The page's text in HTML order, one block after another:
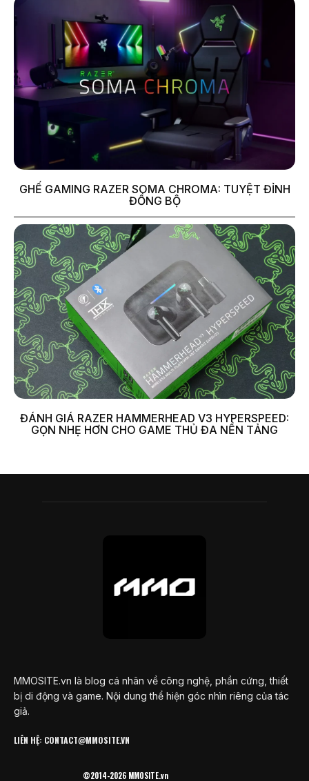
GHẾ GAMING RAZER SOMA CHROMA: TUYỆT ĐỈNH
ĐỒNG BỘ
ĐÁNH GIÁ RAZER HAMMERHEAD V3 HYPERSPEED:
GỌN NHẸ HƠN CHO GAME THỦ ĐA NỀN TẢNG
MMOSITE.vn là blog cá nhân về công nghệ, phần cứng, thiết
bị di động và game. Nội dung thể hiện góc nhìn riêng của tác
giả.
LIÊN HỆ: CONTACT@MMOSITE.VN
©2014-2026 MMOSITE.vn